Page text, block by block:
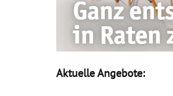
Aktuelle Angebote: